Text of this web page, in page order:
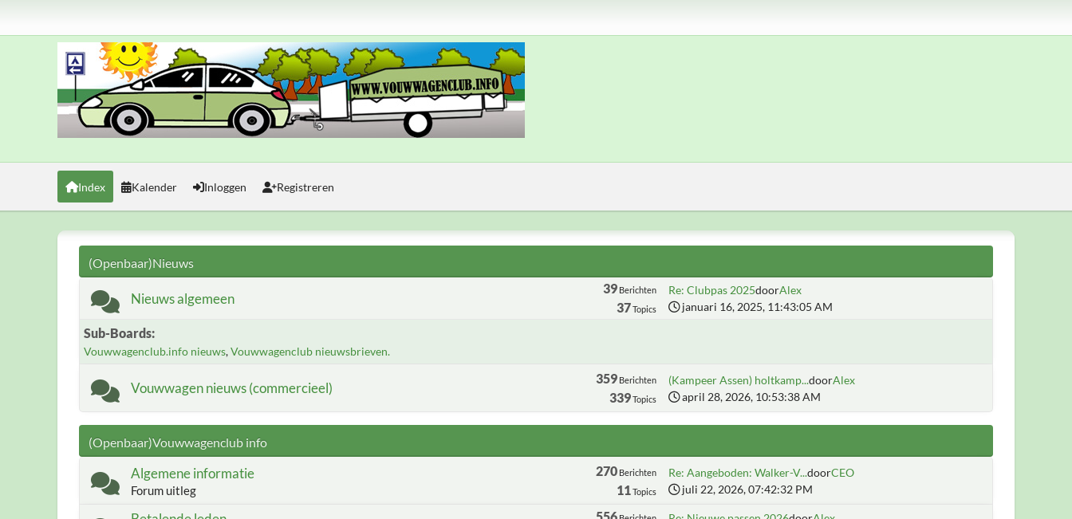
Index Kalender Inloggen Registreren
(Openbaar)Nieuws
Nieuws algemeen
39Berichten
37Topics
Re: Clubpas 2025doorAlex
januari 16, 2025, 11:43:05 AM
Sub-Boards
Vouwwagenclub.info nieuws Vouwwagenclub nieuwsbrieven.
Vouwwagen nieuws (commercieel)
359Berichten
339Topics
(Kampeer Assen) holtkamp...doorAlex
april 28, 2026, 10:53:38 AM
(Openbaar)Vouwwagenclub info
Algemene informatie
Forum uitleg
270Berichten
11 Topics
Re: Aangeboden: Walker-V...doorCEO
juli 22, 2026, 07:42:32 PM